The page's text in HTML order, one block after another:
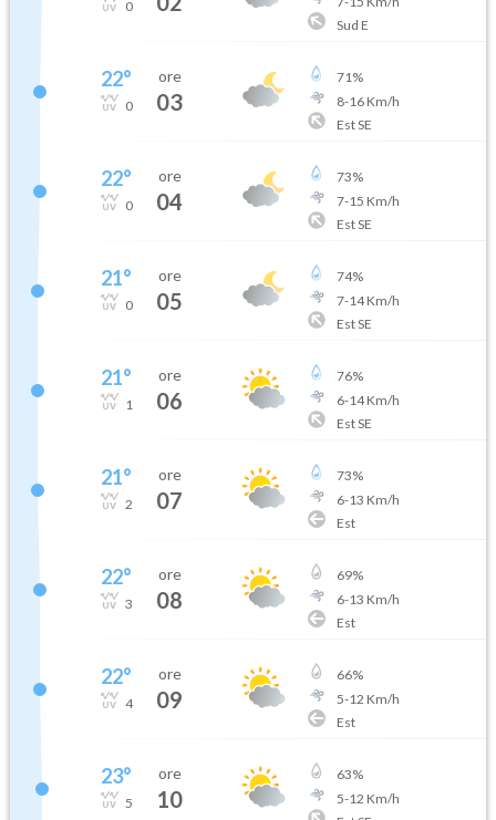
0
Sud E
22°
0
ore
03
71%
8-16Km/h
Est SE
22°
0
ore
04
73%
7-15 Km/h
Est SE
21°
0
ore
05
74%
7-14Km/h
Est SE
21°
1
ore
06
76%
6-14Km/h
Est SE
21°
2
ore
07
73%
6-13 Km/h
Est
22°
3
ore
08
69%
6-13 Km/h
Est
22°
4
ore
09
66%
5-12 Km/h
Est
23°
5
ore
10
63%
5-12 Km/h